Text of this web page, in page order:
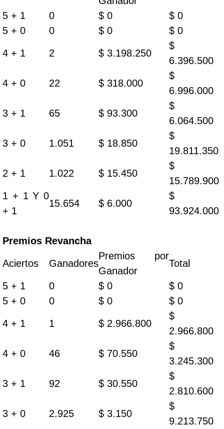
5 + 1 0 $ 0
$ 0
5 + 0
0 $ 0 $ 0
4 + 1 2 $ 3.198.250
$
6.396.500
4 + 0 22 $ 318.000
$
6.996.000
3 + 1 65 $ 93.300
$
6.064.500
3 + 0 1.051 $ 18.850
$
19.811.350
2 + 1 1.022 $ 15.450
$
15.789.900
1 + 1 Y 0
+ 1
15.654 $ 6.000
$
93.924.000
Premios Revancha
Aciertos Ganadores
Premios por
Ganador
Total
5 + 1 0 $ 0
$ 0
5 + 0
0 $ 0 $ 0
4 + 1 1 $ 2.966.800
$
2.966.800
4 + 0 46 $ 70.550
$
3.245.300
3 + 1 92 $ 30.550
$
2.810.600
3 + 0 2.925 $ 3.150
$
9.213.750